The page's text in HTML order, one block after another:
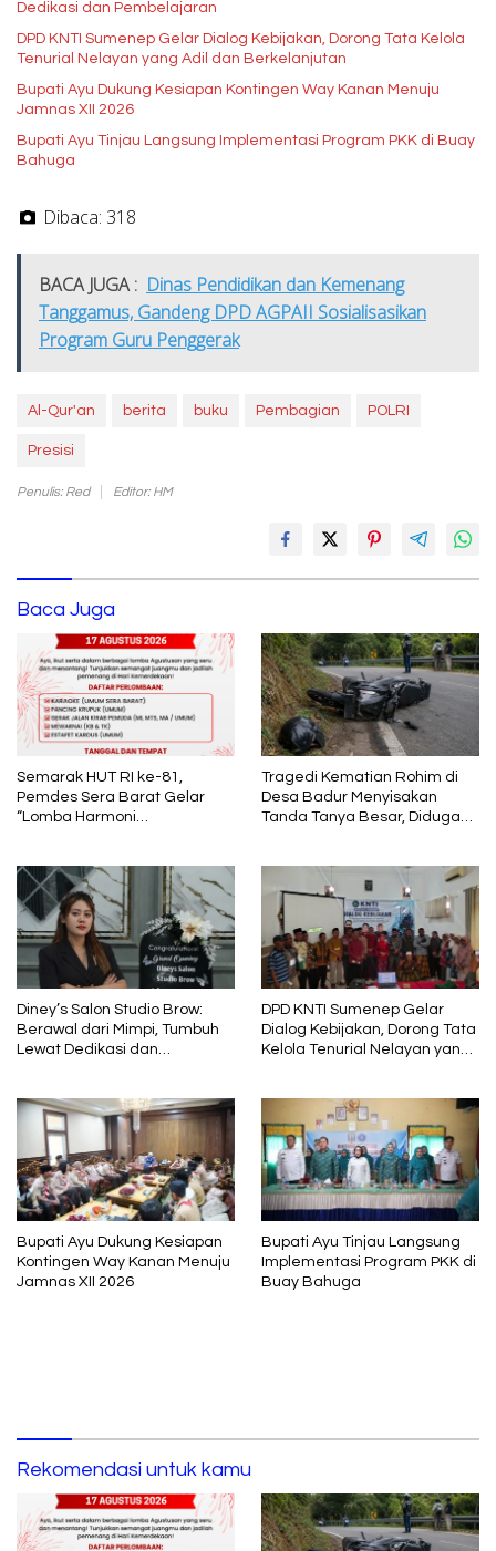
Dedikasi dan Pembelajaran
DPD KNTI Sumenep Gelar Dialog Kebijakan, Dorong Tata Kelola
Tenurial Nelayan yang Adil dan Berkelanjutan
Bupati Ayu Dukung Kesiapan Kontingen Way Kanan Menuju
Jamnas XII 2026
Bupati Ayu Tinjau Langsung Implementasi Program PKK di Buay
Bahuga
Dibaca: 318
BACA JUGA : Dinas Pendidikan dan Kemenang
Tanggamus, Gandeng DPD AGPAII Sosialisasikan
Program Guru Penggerak
Al-Qur'an berita buku Pembagian POLRI
Presisi
Penulis: Red Editor: HM
Baca Juga
Semarak HUT RI ke-81,
Pemdes Sera Barat Gelar
“Lomba Harmoni
Tragedi Kematian Rohim di
Desa Badur Menyisakan
Tanda Tanya Besar, Diduga
Diney’s Salon Studio Brow:
Berawal dari Mimpi, Tumbuh
Lewat Dedikasi dan
DPD KNTI Sumenep Gelar
Dialog Kebijakan, Dorong Tata
Kelola Tenurial Nelayan yang
Bupati Ayu Dukung Kesiapan
Kontingen Way Kanan Menuju
Jamnas XII 2026
Bupati Ayu Tinjau Langsung
Implementasi Program PKK di
Buay Bahuga
Rekomendasi untuk kamu